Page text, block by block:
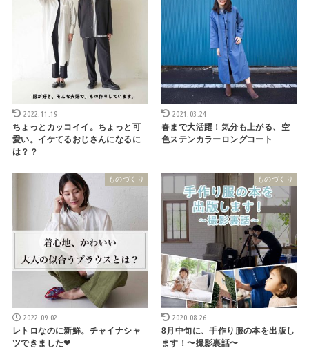
2022.11.19
ちょっとカッコイイ。ちょっと可
愛い。イケてるおじさんになるに
は？？
2021.03.24
春まで大活躍！気分も上がる、空
色ステンカラーロングコート
ものづくり
2022.09.02
レトロなのに新鮮。チャイナシャ
ツできました❤︎
ものづくり
2020.08.26
8月中旬に、手作り服の本を出版し
ます！〜撮影裏話〜